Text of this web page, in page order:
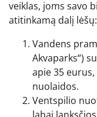
veiklas, joms savo
atitinkamą dalį lėšų:
Vandens
Akvaparks“)
apie 35
nuolaidos.
Ventspilio